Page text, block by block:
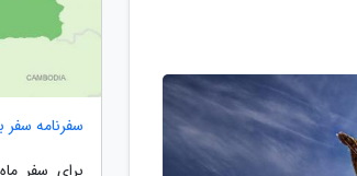
سفرنامه سفر